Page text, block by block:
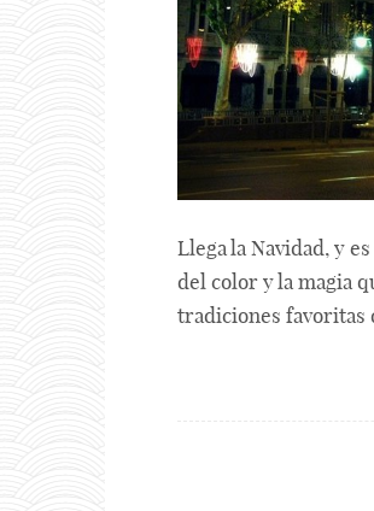
Llega la Navidad, y
del color y la magia
tradiciones favoritas